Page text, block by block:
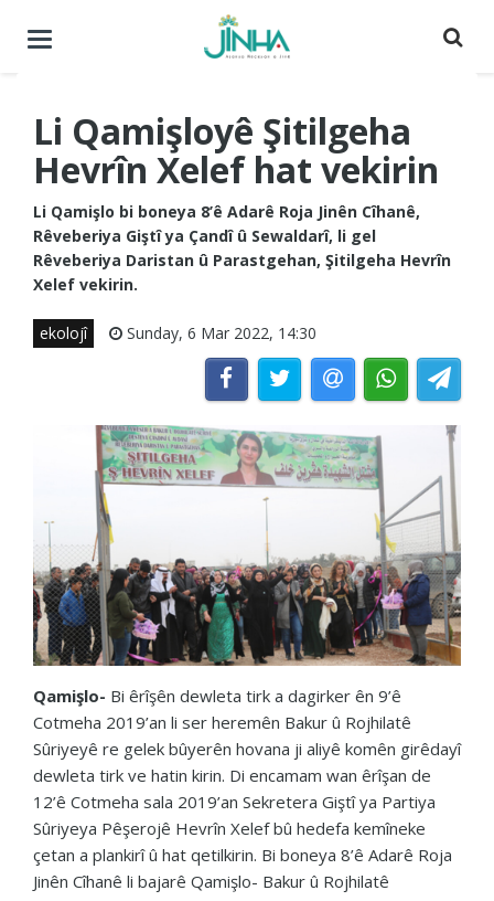
Menuyê
Li Qamişloyê Şitilgeha
Hevrîn Xelef hat vekirin
Li Qamişlo bi boneya 8’ê Adarê Roja Jinên Cîhanê,
Rêveberiya Giştî ya Çandî û Sewaldarî, li gel
Rêveberiya Daristan û Parastgehan, Şitilgeha Hevrîn
Xelef vekirin.
ekolojî Sunday, 6 Mar 2022, 14:30
Qamişlo- Bi êrîşên dewleta tirk a dagirker ên 9’ê
Cotmeha 2019’an li ser heremên Bakur û Rojhilatê
Sûriyeyê re gelek bûyerên hovana ji aliyê komên girêdayî
dewleta tirk ve hatin kirin. Di encamam wan êrîşan de
12’ê Cotmeha sala 2019’an Sekretera Giştî ya Partiya
Sûriyeya Pêşerojê Hevrîn Xelef bû hedefa kemîneke
çetan a plankirî û hat qetilkirin. Bi boneya 8’ê Adarê Roja
Jinên Cîhanê li bajarê Qamişlo- Bakur û Rojhilatê